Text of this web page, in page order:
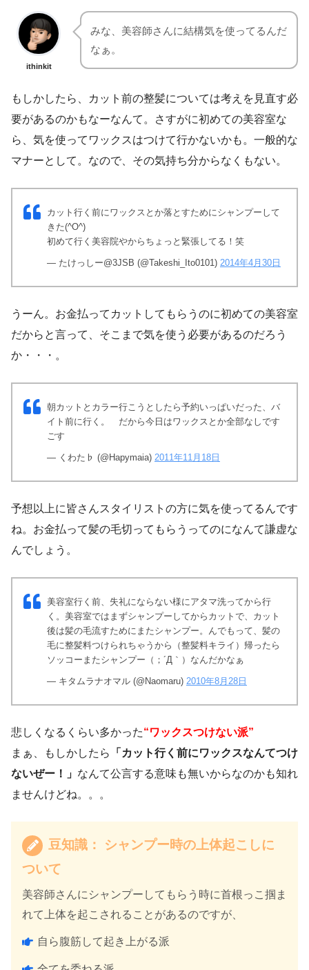
ithinkit
みな、美容師さんに結構気を使ってるんだ
なぁ。
もしかしたら、カット前の整髪については考えを見直す必
要があるのかもなーなんて。さすがに初めての美容室な
ら、気を使ってワックスはつけて行かないかも。一般的な
マナーとして。なので、その気持ち分からなくもない。
カット行く前にワックスとか落とすためにシャンプーして
きた(^O^)
初めて行く美容院やからちょっと緊張してる！笑
— たけっしー@3JSB (@Takeshi_Ito0101) 2014年4月30日
うーん。お金払ってカットしてもらうのに初めての美容室
だからと言って、そこまで気を使う必要があるのだろう
か・・・。
朝カットとカラー行こうとしたら予約いっぱいだった、バ
イト前に行く。 だから今日はワックスとか全部なしです
ごす
— くわた♭ (@Hapymaia) 2011年11月18日
予想以上に皆さんスタイリストの方に気を使ってるんです
ね。お金払って髪の毛切ってもらうってのになんて謙虚な
んでしょう。
美容室行く前、失礼にならない様にアタマ洗ってから行
く。美容室ではまずシャンプーしてからカットで、カット
後は髪の毛流すためにまたシャンプー。んでもって、髪の
毛に整髪料つけられちゃうから（整髪料キライ）帰ったら
ソッコーまたシャンプー（；´Д｀）なんだかなぁ
— キタムラナオマル (@Naomaru) 2010年8月28日
悲しくなるくらい多かった“ワックスつけない派”
まぁ、もしかしたら
「カット行く前にワックスなんてつけ
ないぜー！」 なんて公言する意味も無いからなのかも知れ
ませんけどね。。。
豆知識： シャンプー時の上体起こしに
ついて
美容師さんにシャンプーしてもらう時に首根っこ掴ま
れて上体を起こされることがあるのですが、
自ら腹筋して起き上がる派